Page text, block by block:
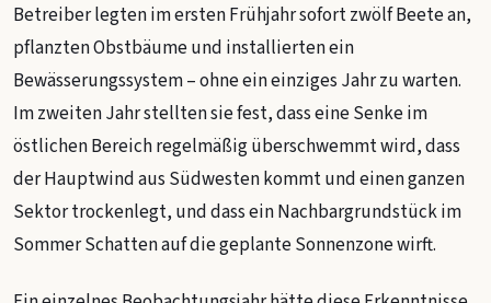
Betreiber legten im ersten Frühjahr sofort zwölf Beete an,
pflanzten Obstbäume und installierten ein
Bewässerungssystem – ohne ein einziges Jahr zu warten.
Im zweiten Jahr stellten sie fest, dass eine Senke im
östlichen Bereich regelmäßig überschwemmt wird, dass
der Hauptwind aus Südwesten kommt und einen ganzen
Sektor trockenlegt, und dass ein Nachbargrundstück im
Sommer Schatten auf die geplante Sonnenzone wirft.